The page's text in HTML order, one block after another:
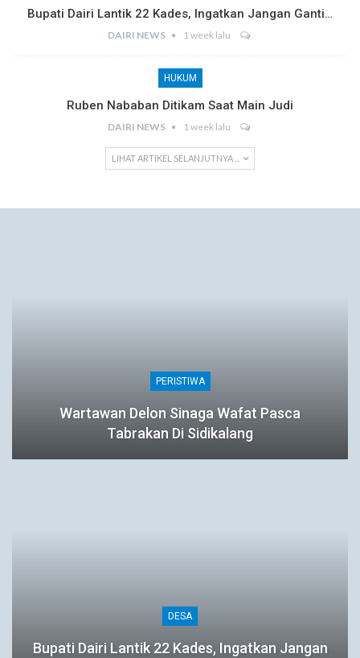
Bupati Dairi Lantik 22 Kades, Ingatkan Jangan Ganti…
DAIRI NEWS 1 week lalu
HUKUM
Ruben Nababan Ditikam Saat Main Judi
DAIRI NEWS 1 week lalu
LIHAT ARTIKEL SELANJUTNYA ...
PERISTIWA
Wartawan Delon Sinaga Wafat Pasca
Tabrakan Di Sidikalang
DESA
Bupati Dairi Lantik 22 Kades, Ingatkan Jangan